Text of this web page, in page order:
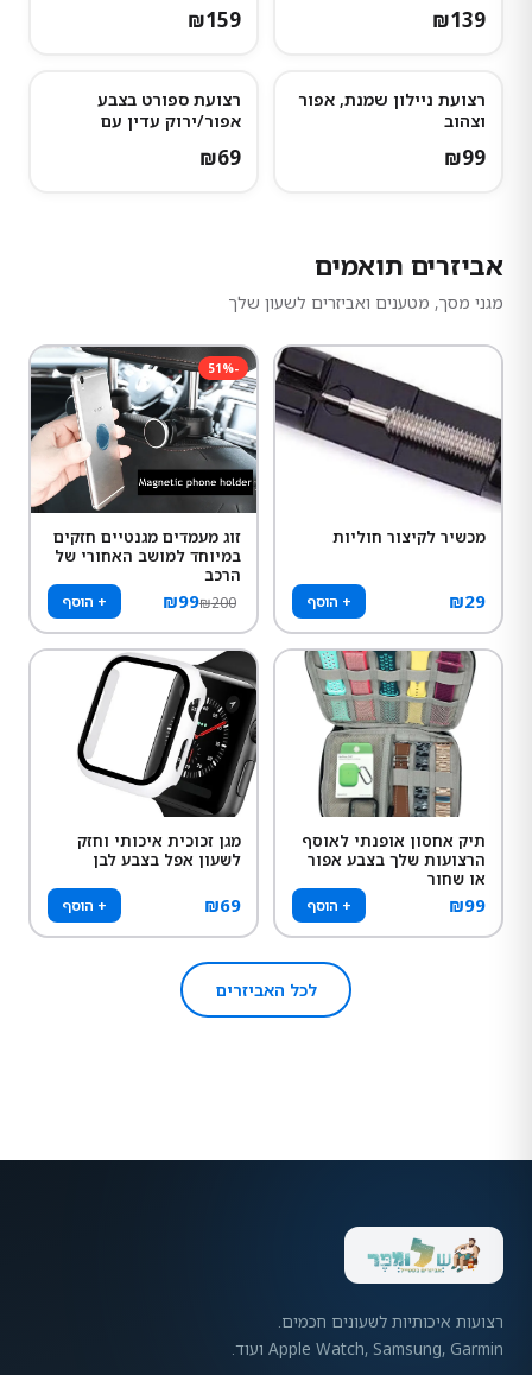
₪139
₪159
רצועת ניילון שמנת, אפור
וצהוב
₪99
רצועת ספורט בצבע
אפור/ירוק עדין עם
₪69
אביזרים תואמים
מגני מסך, מטענים ואביזרים לשעון שלך
מכשיר לקיצור חוליות
₪29 + הוסף
-
51%
זוג מעמדים מגנטיים חזקים
במיוחד למושב האחורי של
הרכב
₪99₪200 + הוסף
תיק אחסון אופנתי לאוסף
הרצועות שלך בצבע אפור
או שחור
₪99 + הוסף
מגן זכוכית איכותי וחזק
לשעון אפל בצבע לבן
₪69 + הוסף
לכל האביזרים
רצועות איכותיות לשעונים חכמים.
Apple Watch, Samsung, Garmin ועוד.